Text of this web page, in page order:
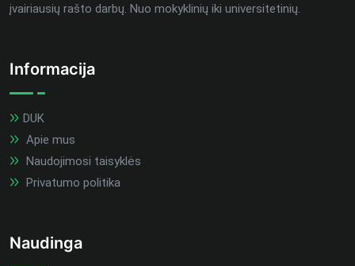
įvairiausių rašto darbų. Nuo mokyklinių iki universitetinių.
Informacija
DUK
Apie mus
Naudojimosi taisyklės
Privatumo politika
Naudinga